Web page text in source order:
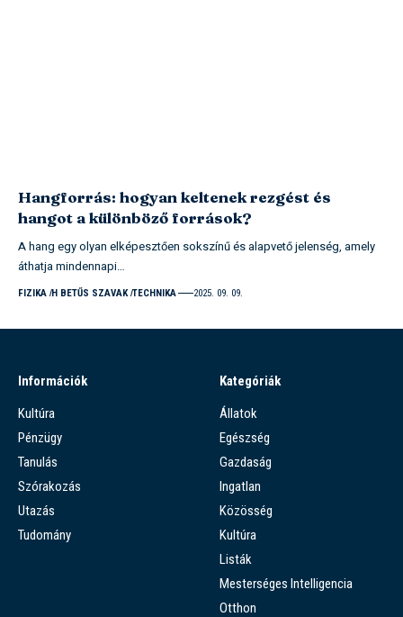
Hangforrás: hogyan keltenek rezgést és
hangot a különböző források?
A hang egy olyan elképesztően sokszínű és alapvető jelenség, amely
áthatja mindennapi…
FIZIKA H BETŰS SZAVAK TECHNIKA 2025. 09. 09.
Információk
Kultúra
Pénzügy
Tanulás
Szórakozás
Utazás
Tudomány
Kategóriák
Állatok
Egészség
Gazdaság
Ingatlan
Közösség
Kultúra
Listák
Mesterséges Intelligencia
Otthon